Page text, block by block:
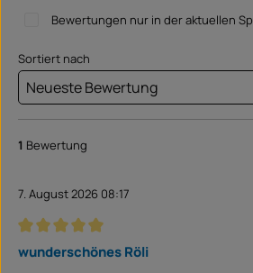
Bewertungen nur in der aktuellen
Sortiert nach
1 Bewertung
7. August 2026 08:17
Bewertung mit 5 von 5 Sternen
wunderschönes Röli